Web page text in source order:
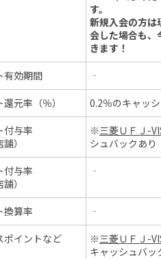
す。
新規入会の方は
会した場合も、
きます！
有効期間
‐
元率（％）
0.2％のキャッ
付与率
）
※三菱ＵＦＪ-
シュバックあり
付与率
）
‐
換算率
‐
ポイントなど
※三菱ＵＦＪ-
キャッシュバッ